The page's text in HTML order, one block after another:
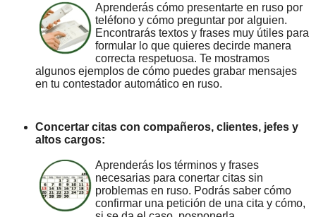
Aprenderás cómo presentarte en ruso por
teléfono y cómo preguntar por alguien.
Encontrarás textos y frases muy útiles para
formular lo que quieres decirde manera
correcta respetuosa. Te mostramos
algunos ejemplos de cómo puedes grabar mensajes
en tu contestador automático en ruso.
Concertar citas con compañeros, clientes, jefes y
altos cargos:
Aprenderás los términos y frases
necesarias para conertar citas sin
problemas en ruso. Podrás saber cómo
confirmar una petición de una cita y cómo,